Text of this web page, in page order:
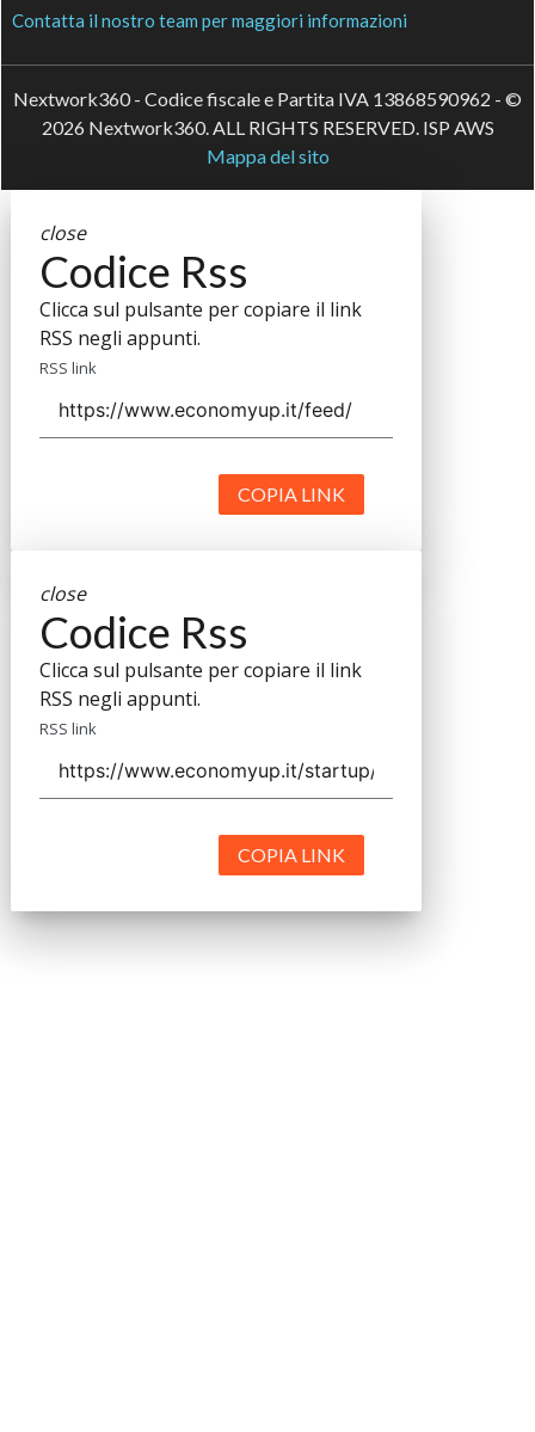
Contatta il nostro team per maggiori informazioni
Nextwork360 - Codice fiscale e Partita IVA 13868590962 - ©
2026 Nextwork360. ALL RIGHTS RESERVED. ISP AWS
Mappa del sito
close
Codice Rss
Clicca sul pulsante per copiare il link
RSS negli appunti.
RSS link
COPIA LINK
close
Codice Rss
Clicca sul pulsante per copiare il link
RSS negli appunti.
RSS link
COPIA LINK